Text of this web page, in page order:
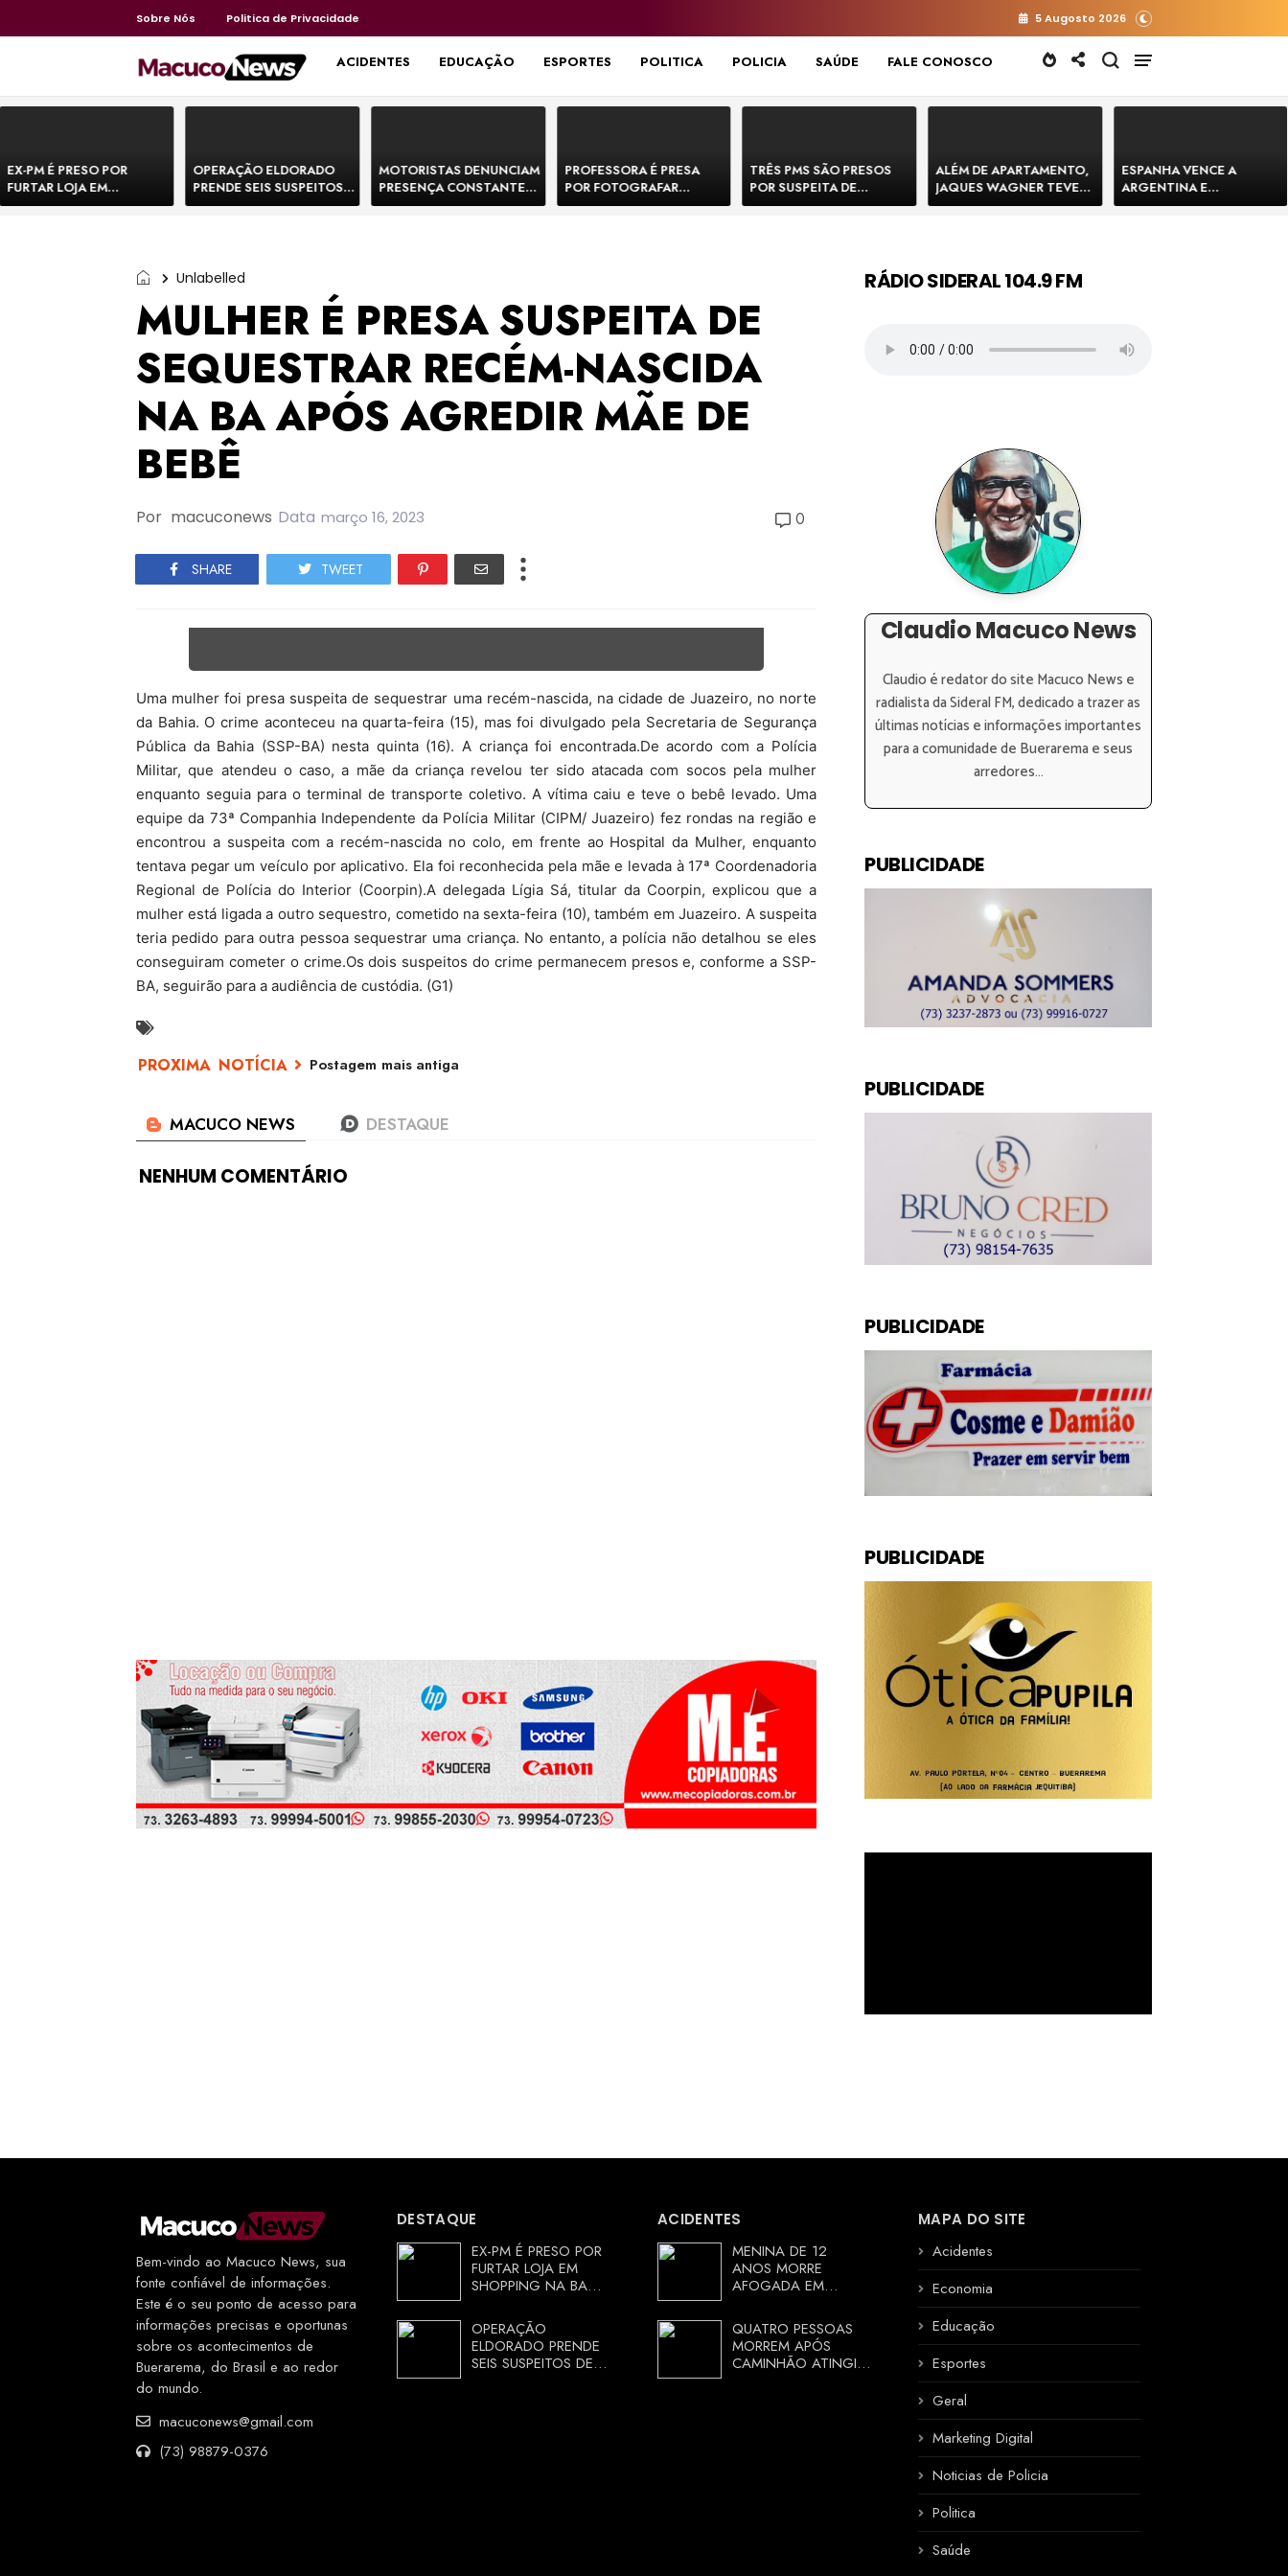
Sobre Nós Politica de Privacidade 5 Augosto 2026
HOME ACIDENTES EDUCAÇÃO ESPORTES POLITICA POLICIA SAÚDE FALE CONOSCO
EX-PM É PRESO POR
FURTAR LOJA EM
SHOPPING NA BAHIA E
OPERAÇÃO ELDORADO
PRENDE SEIS SUSPEITOS
DE MOVIMENTAR R$ 25
MOTORISTAS DENUNCIAM
PRESENÇA CONSTANTE
DE BOVINOS NA BR-330 E
PROFESSORA É PRESA
POR FOTOGRAFAR
PARTES ÍNTIMAS DE
TRÊS PMS SÃO PRESOS
POR SUSPEITA DE
EXECUTAR DOIS HOMENS
ALÉM DE APARTAMENTO,
JAQUES WAGNER TEVE
VENDA DE TERRENO PARA
ESPANHA VENCE A
ARGENTINA E
CONQUISTA A COPA DO
Unlabelled
MULHER É PRESA SUSPEITA DE
SEQUESTRAR RECÉM-NASCIDA
NA BA APÓS AGREDIR MÃE DE
BEBÊ
Por macuconews Data março 16, 2023 0
SHARE TWEET
Uma mulher foi presa suspeita de sequestrar uma recém-nascida, na cidade de Juazeiro, no norte
da Bahia. O crime aconteceu na quarta-feira (15), mas foi divulgado pela Secretaria de Segurança
Pública da Bahia (SSP-BA) nesta quinta (16). A criança foi encontrada.De acordo com a Polícia
Militar, que atendeu o caso, a mãe da criança revelou ter sido atacada com socos pela mulher
enquanto seguia para o terminal de transporte coletivo. A vítima caiu e teve o bebê levado. Uma
equipe da 73ª Companhia Independente da Polícia Militar (CIPM/ Juazeiro) fez rondas na região e
encontrou a suspeita com a recém-nascida no colo, em frente ao Hospital da Mulher, enquanto
tentava pegar um veículo por aplicativo. Ela foi reconhecida pela mãe e levada à 17ª Coordenadoria
Regional de Polícia do Interior (Coorpin).A delegada Lígia Sá, titular da Coorpin, explicou que a
mulher está ligada a outro sequestro, cometido na sexta-feira (10), também em Juazeiro. A suspeita
teria pedido para outra pessoa sequestrar uma criança. No entanto, a polícia não detalhou se eles
conseguiram cometer o crime.Os dois suspeitos do crime permanecem presos e, conforme a SSP-
BA, seguirão para a audiência de custódia. (G1)
Postagem mais antiga
NENHUM COMENTÁRIO
RÁDIO SIDERAL 104.9 FM
Claudio Macuco News
Claudio é redator do site Macuco News e
radialista da Sideral FM, dedicado a trazer as
últimas notícias e informações importantes
para a comunidade de Buerarema e seus
arredores...
PUBLICIDADE
PUBLICIDADE
PUBLICIDADE
PUBLICIDADE
Bem-vindo ao Macuco News, sua
fonte confiável de informações.
Este é o seu ponto de acesso para
informações precisas e oportunas
sobre os acontecimentos de
Buerarema, do Brasil e ao redor
do mundo.
macuconews@gmail.com
(73) 98879-0376
DESTAQUE
EX-PM É PRESO POR
FURTAR LOJA EM
SHOPPING NA BAHIA
CORRENDO DE
DELEGACIA
OPERAÇÃO
ELDORADO PRENDE
SEIS SUSPEITOS DE
ACIDENTES
MENINA DE 12
ANOS MORRE
AFOGADA EM
RURAL DE ARACI,
BAHIA; POLÍCIA
INVESTIGA
CIRCUNSTÂNCIAS
QUATRO PESSOAS
MORREM APÓS
CAMINHÃO ATINGIR
MAPA DO SITE
Acidentes
Economia
Educação
Esportes
Geral
Marketing Digital
Noticias de Policia
Politica
Saúde